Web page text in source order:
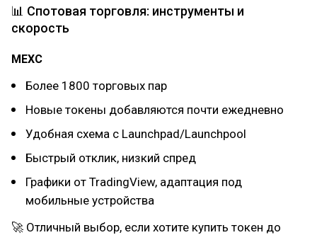
📊 Спотовая торговля: инструменты и
скорость
MEXC
Более 1800 торговых пар
Новые токены добавляются почти ежедневно
Удобная схема с Launchpad/Launchpool
Быстрый отклик, низкий спред
Графики от TradingView, адаптация под
мобильные устройства
🚀 Отличный выбор, если хотите купить токен до